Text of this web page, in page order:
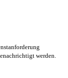
werden.